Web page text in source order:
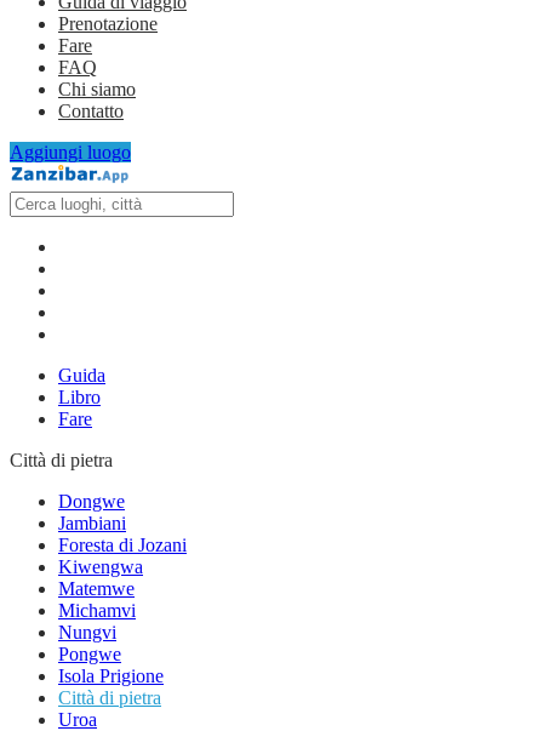
Prenotazione
Fare
FAQ
Chi siamo
Contatto
Aggiungi luogo
Guida
Libro
Fare
Città di pietra
Dongwe
Jambiani
Foresta di Jozani
Kiwengwa
Matemwe
Michamvi
Nungvi
Pongwe
Isola Prigione
Città di pietra
Uroa